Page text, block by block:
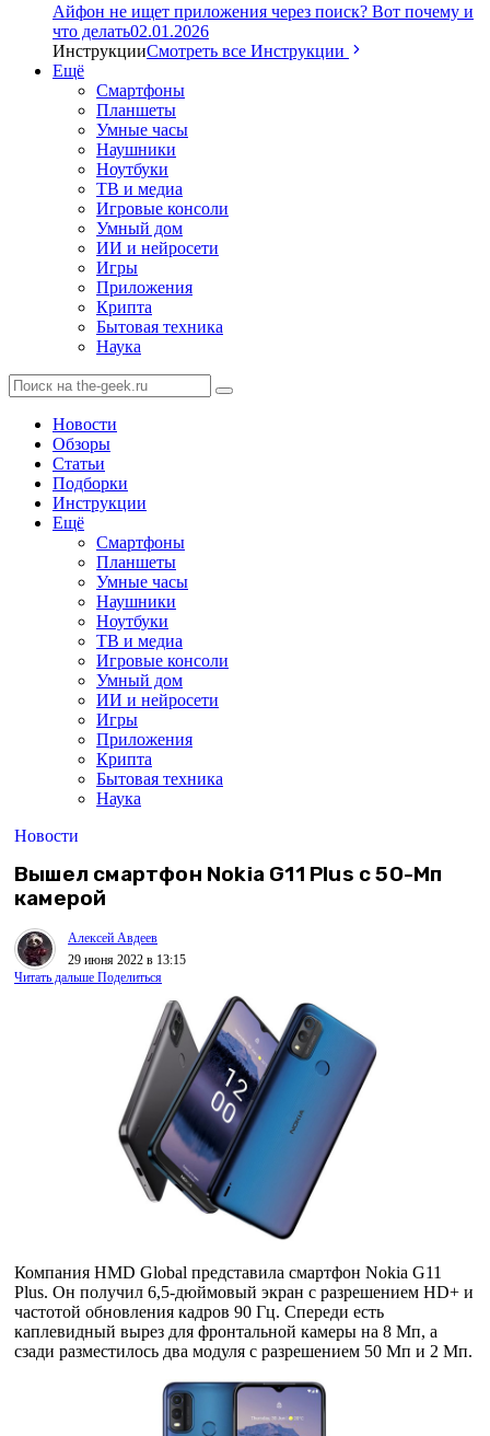
Айфон не ищет приложения через поиск? Вот почему и
что делать02.01.2026
ИнструкцииСмотреть все Инструкции
Ещё
Смартфоны
Планшеты
Умные часы
Наушники
Ноутбуки
ТВ и медиа
Игровые консоли
Умный дом
ИИ и нейросети
Игры
Приложения
Крипта
Бытовая техника
Наука
Новости
Обзоры
Статьи
Подборки
Инструкции
Ещё
Смартфоны
Планшеты
Умные часы
Наушники
Ноутбуки
ТВ и медиа
Игровые консоли
Умный дом
ИИ и нейросети
Игры
Приложения
Крипта
Бытовая техника
Наука
Новости
Вышел смартфон Nokia G11 Plus с 50-Мп
камерой
Алексей Авдеев
29 июня 2022 в 13:15
Читать дальше Поделиться
Компания HMD Global представила смартфон Nokia G11
Plus. Он получил 6,5-дюймовый экран с разрешением HD+ и
частотой обновления кадров 90 Гц. Спереди есть
каплевидный вырез для фронтальной камеры на 8 Мп, а
сзади разместилось два модуля с разрешением 50 Мп и 2 Мп.